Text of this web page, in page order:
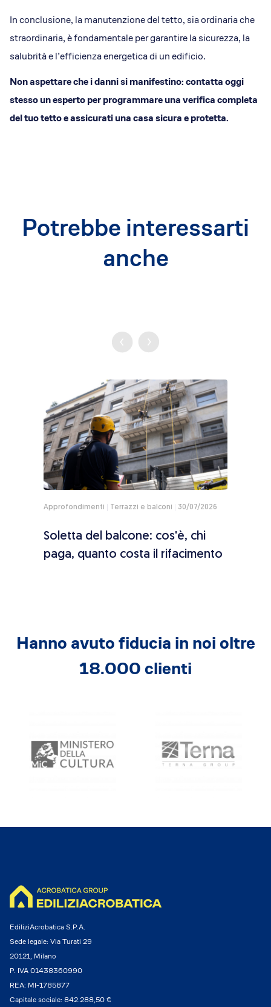
In conclusione, la manutenzione del tetto, sia ordinaria che
straordinaria, è fondamentale per garantire la sicurezza, la
salubrità e l’efficienza energetica di un edificio.
Non aspettare che i danni si manifestino: contatta oggi
stesso un esperto per programmare una verifica completa
del tuo tetto e assicurati una casa sicura e protetta.
Potrebbe interessarti
anche
Approfondimenti Terrazzi e balconi 30/07/2026
Soletta del balcone: cos'è, chi
paga, quanto costa il rifacimento
Hanno avuto fiducia in noi oltre
18.000 clienti
EdiliziAcrobatica S.P.A.
Sede legale: Via Turati 29
20121, Milano
P. IVA 01438360990
REA: MI-1785877
Capitale sociale: 842.288,50 €